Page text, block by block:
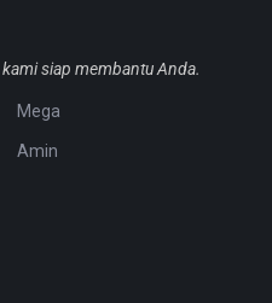
siap membantu Anda.
Mega
Amin